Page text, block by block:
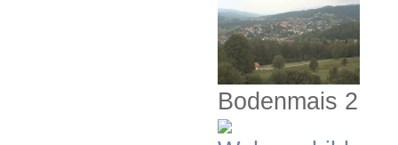
Bodenmais 2